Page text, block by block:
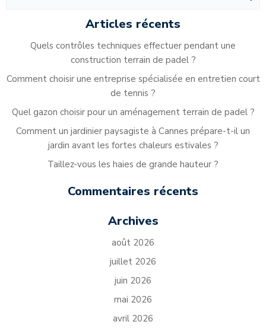
Articles récents
Quels contrôles techniques effectuer pendant une
construction terrain de padel ?
Comment choisir une entreprise spécialisée en entretien court
de tennis ?
Quel gazon choisir pour un aménagement terrain de padel ?
Comment un jardinier paysagiste à Cannes prépare-t-il un
jardin avant les fortes chaleurs estivales ?
Taillez-vous les haies de grande hauteur ?
Commentaires récents
Archives
août 2026
juillet 2026
juin 2026
mai 2026
avril 2026